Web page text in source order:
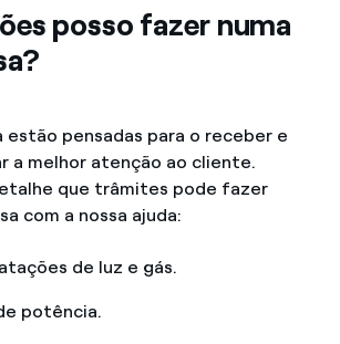
posso fazer numa
estão pensadas para o receber e
a melhor atenção ao cliente.
que trâmites pode fazer
com a nossa ajuda:
de luz e gás.
potência.